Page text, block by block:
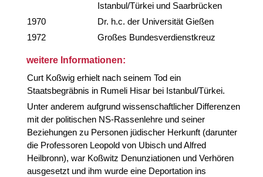
Istanbul/Türkei und Saarbrücken
1970
Dr. h.c. der Universität Gießen
1972
Großes Bundesverdienstkreuz
weitere Informationen:
Curt Koßwig erhielt nach seinem Tod ein
Staatsbegräbnis in Rumeli Hisar bei Istanbul/Türkei.
Unter anderem aufgrund wissenschaftlicher Differenzen
mit der politischen NS-Rassenlehre und seiner
Beziehungen zu Personen jüdischer Herkunft (darunter
die Professoren Leopold von Ubisch und Alfred
Heilbronn), war Koßwitz Denunziationen und Verhören
ausgesetzt und ihm wurde eine Deportation ins